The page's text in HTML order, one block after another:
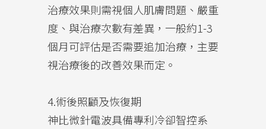
治療效果則需視個人肌膚問題、嚴重
度、與治療次數有差異，一般約1-3
個月可評估是否需要追加治療，主要
視治療後的改善效果而定。
4.術後照顧及恢復期
神比微針電波具備專利冷卻智控系